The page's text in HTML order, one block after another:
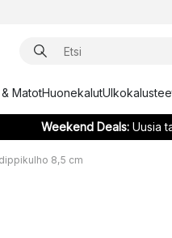
MatotHuonekalut
Weekend Deals:Uusia
8,5 cm